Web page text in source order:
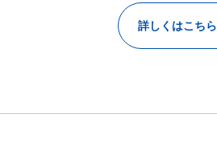
詳しくはこちら